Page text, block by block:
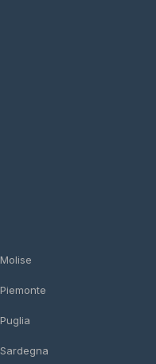
Molise
Piemonte
Puglia
Sardegna